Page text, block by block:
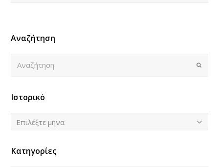
Αναζήτηση
Submit
Ιστορικό
Ιστορικό
Επιλέξτε μήνα
Κατηγορίες